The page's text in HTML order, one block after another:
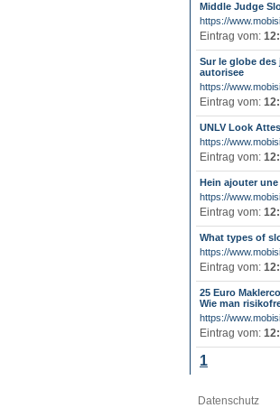
Middle Judge
https://
Eintrag vom:
Sur le globe
autorisee
https://
Eintrag vom:
UNLV Look
https://
Eintrag vom:
Hein ajouter
https://
Eintrag vom:
What types of
https://
Eintrag vom:
25 Euro
Wie man
https://
Eintrag vom:
1
Datenschutz